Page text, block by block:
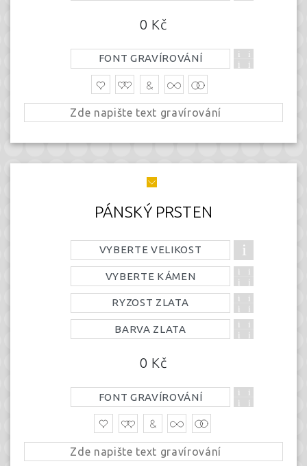
0 Kč
FONT GRAVÍROVÁNÍ
PÁNSKÝ PRSTEN
VYBERTE VELIKOST
VYBERTE KÁMEN
RYZOST ZLATA
BARVA ZLATA
0 Kč
FONT GRAVÍROVÁNÍ